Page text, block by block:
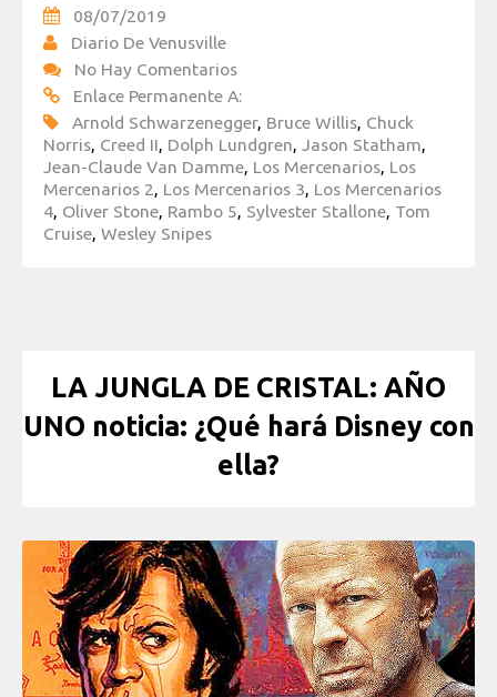
08/07/2019
Diario De Venusville
No Hay Comentarios
Enlace Permanente A:
Arnold Schwarzenegger, Bruce Willis Chuck
Norris Creed II Dolph Lundgren Jason Statham
Jean-Claude Van Damme Los Mercenarios Los
Mercenarios 2
Los Mercenarios 3 Los Mercenarios
4 Oliver Stone Rambo 5 Sylvester Stallone Tom
Cruise Wesley Snipes
LA JUNGLA DE CRISTAL: AÑO
UNO noticia: ¿Qué hará Disney con
ella?